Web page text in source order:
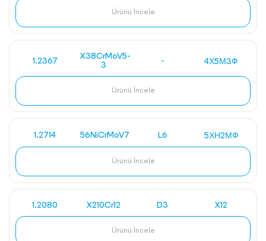
Ürünü İncele
1.2367
X38CrMoV5-
3
- 4Х5М3Ф
Ürünü İncele
1.2714 56NiCrMoV7 L6 5ХН2МФ
Ürünü İncele
1.2080 X210Cr12 D3 X12
Ürünü İncele